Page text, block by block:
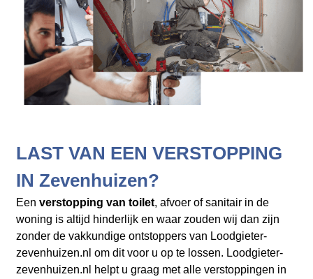
LAST VAN EEN VERSTOPPING
IN Zevenhuizen?
Een verstopping van toilet, afvoer of sanitair in de
woning is altijd hinderlijk en waar zouden wij dan zijn
zonder de vakkundige ontstoppers van Loodgieter-
zevenhuizen.nl om dit voor u op te lossen. Loodgieter-
zevenhuizen.nl helpt u graag met alle verstoppingen in